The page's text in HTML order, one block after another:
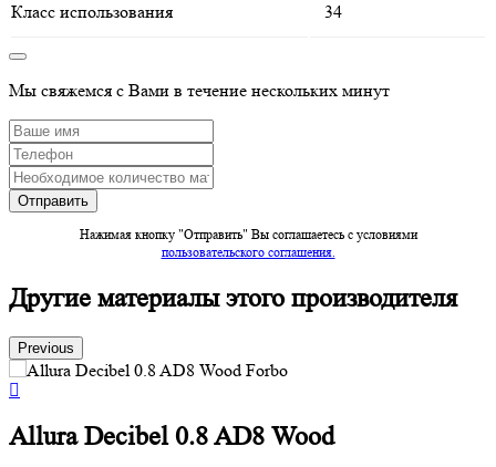
Класс использования 34
Мы свяжемся с Вами в течение нескольких минут
Нажимая кнопку "Отправить" Вы соглашаетесь c условиями
пользовательского соглашения.
Другие материалы этого производителя
Previous
Allura Decibel 0.8 AD8 Wood